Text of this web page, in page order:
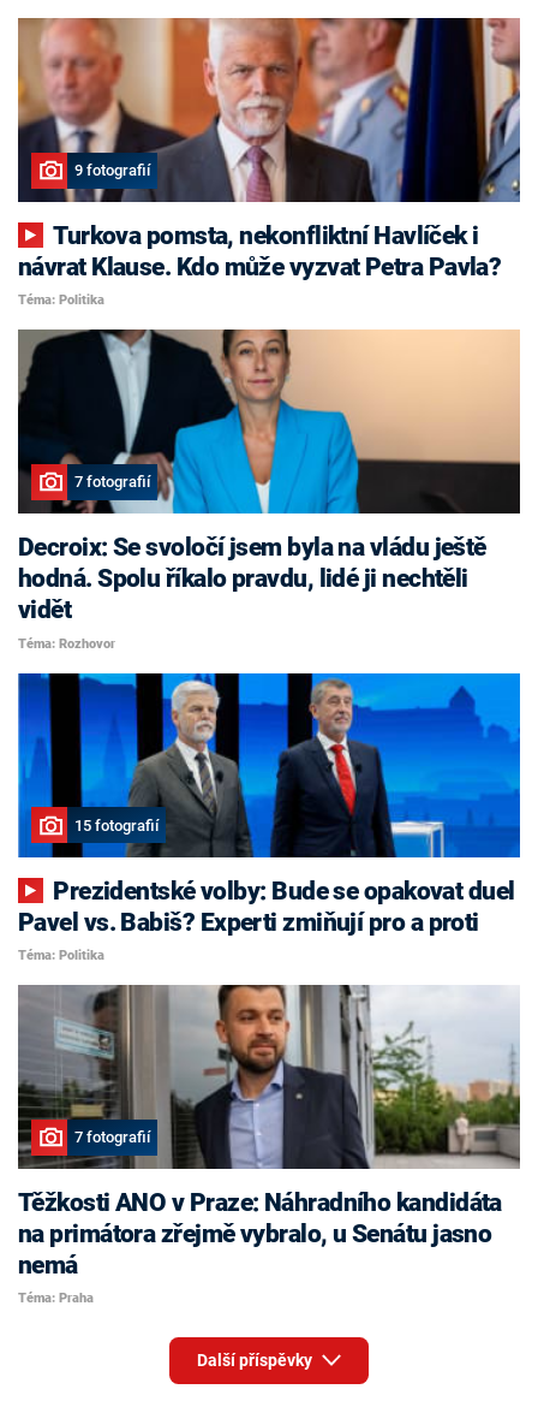
9 fotografií
Turkova pomsta, nekonfliktní Havlíček i
návrat Klause. Kdo může vyzvat Petra Pavla?
Téma: Politika
7 fotografií
Decroix: Se svoločí jsem byla na vládu ještě
hodná. Spolu říkalo pravdu, lidé ji nechtěli
vidět
Téma: Rozhovor
15 fotografií
Pavel vs. Babiš? Experti zmiňují pro a proti
Téma: Politika
7 fotografií
Těžkosti ANO v Praze: Náhradního kandidáta
na primátora zřejmě vybralo, u Senátu jasno
nemá
Téma: Praha
Další příspěvky